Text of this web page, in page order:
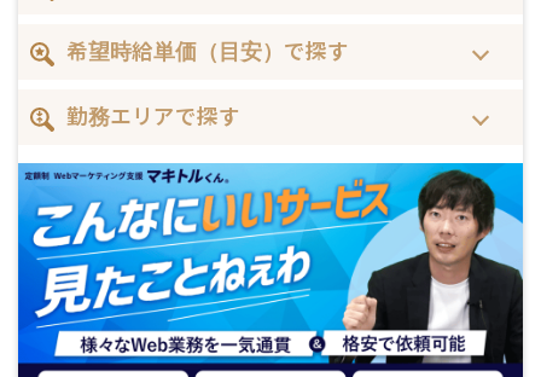
希望時給単価（目安）で探す
勤務エリアで探す